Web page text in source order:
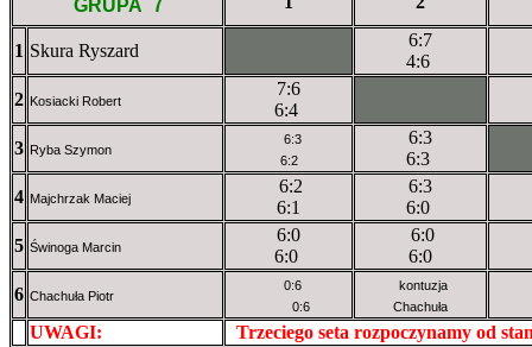
GRUPA
1 Skura Ryszard
6:7
4:6
2 Kosiacki Robert
7:6
6:4
3 Ryba Szymon
6:3
6:2
6:3
6:3
4 Majchrzak Maciej
6:2
6:1
6:3
6:0
5 Świnoga Marcin
6:0
6:0
6:0
6:0
6 Chachuła Piotr
0:6
0:6
kontuzja
Chachuła
UWAGI: Trzeciego seta rozpoczynamy od